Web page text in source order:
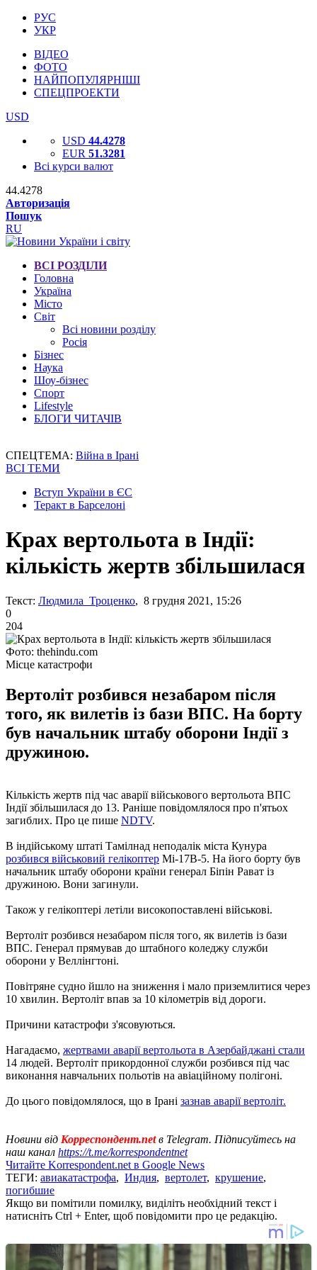
РУС
УКР
ВІДЕО
ФОТО
НАЙПОПУЛЯРНІШІ
СПЕЦПРОЕКТИ
USD
USD 44.4278
EUR 51.3281
Всі курси валют
44.4278
Авторизація
Пошук
RU
ВСІ РОЗДІЛИ
Головна
Україна
Місто
Світ
Всі новини розділу
Росія
Бізнес
Наука
Шоу-бізнес
Спорт
Lifestyle
БЛОГИ ЧИТАЧІВ
СПЕЦТЕМА: Війна в Ірані
ВСІ ТЕМИ
Вступ України в ЄС
Теракт в Барселоні
Крах вертольота в Індії:
кількість жертв збільшилася
Текст: Людмила Троценко, 8 грудня 2021, 15:26
0
204
Фото: thehindu.com
Місце катастрофи
Вертоліт розбився незабаром після
того, як вилетів із бази ВПС. На борту
був начальник штабу оборони Індії з
дружиною.
Кількість жертв під час аварії військового вертольота ВПС
Індії збільшилася до 13. Раніше повідомлялося про п'ятьох
загиблих. Про це пише NDTV.
В індійському штаті Тамілнад неподалік міста Кунура
розбився військовий гелікоптер Мі-17В-5. На його борту був
начальник штабу оборони країни генерал Біпін Рават із
дружиною. Вони загинули.
Також у гелікоптері летіли високопоставлені військові.
Вертоліт розбився незабаром після того, як вилетів із бази
ВПС. Генерал прямував до штабного коледжу служби
оборони у Веллінгтоні.
Повітряне судно йшло на зниження і мало приземлитися через
10 хвилин. Вертоліт впав за 10 кілометрів від дороги.
Причини катастрофи з'ясовуються.
Нагадаємо, жертвами аварії вертольота в Азербайджані стали
14 людей. Вертоліт прикордонної служби розбився під час
виконання навчальних польотів на авіаційному полігоні.
До цього повідомлялося, що в Ірані зазнав аварії вертоліт.
Новини від Корреспондент.netв Telegram. Підписуйтесь на
наш канал https://t.me/korrespondentnet
Читайте Korrespondent.net в Google News
ТЕГИ: авиакатастрофа, Индия, вертолет, крушение,
погибшие
Якщо ви помітили помилку, виділіть необхідний текст і
натисніть Ctrl + Enter, щоб повідомити про це редакцію.